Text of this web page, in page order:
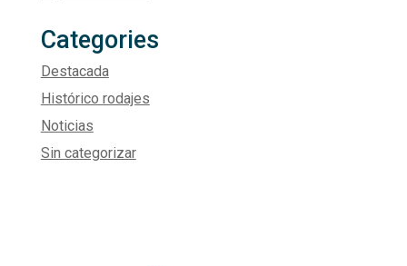
Categories
Destacada
Histórico rodajes
Noticias
Sin categorizar